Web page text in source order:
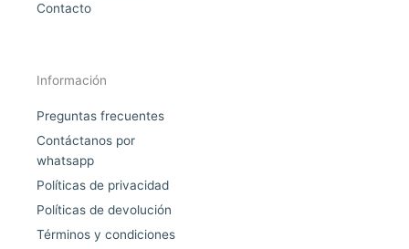
Contacto
Información
Preguntas frecuentes
Contáctanos por
whatsapp
Políticas de privacidad
Políticas de devolución
Términos y condiciones